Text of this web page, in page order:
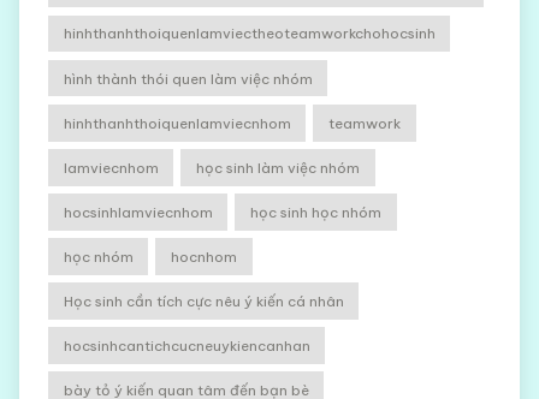
hinhthanhthoiquenlamviectheoteamworkchohocsinh
hình thành thói quen làm việc nhóm
hinhthanhthoiquenlamviecnhom teamwork
lamviecnhom học sinh làm việc nhóm
hocsinhlamviecnhom học sinh học nhóm
học nhóm hocnhom
Học sinh cần tích cực nêu ý kiến cá nhân
hocsinhcantichcucneuykiencanhan
bày tỏ ý kiến quan tâm đến bạn bè